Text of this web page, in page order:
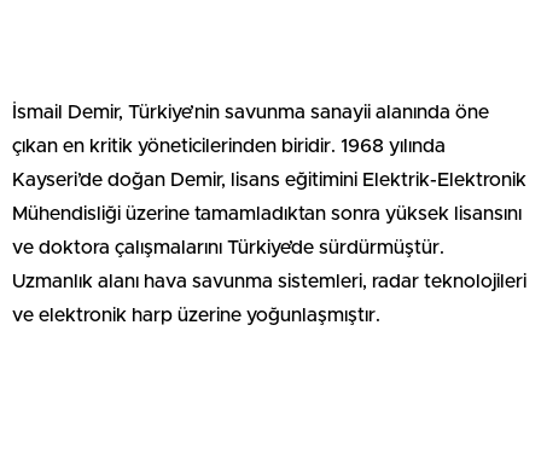
İsmail Demir, Türkiye’nin savunma sanayii alanında öne
çıkan en kritik yöneticilerinden biridir. 1968 yılında
Kayseri’de doğan Demir, lisans eğitimini Elektrik-Elektronik
Mühendisliği üzerine tamamladıktan sonra yüksek lisansını
ve doktora çalışmalarını Türkiye’de sürdürmüştür.
Uzmanlık alanı hava savunma sistemleri, radar teknolojileri
ve elektronik harp üzerine yoğunlaşmıştır.